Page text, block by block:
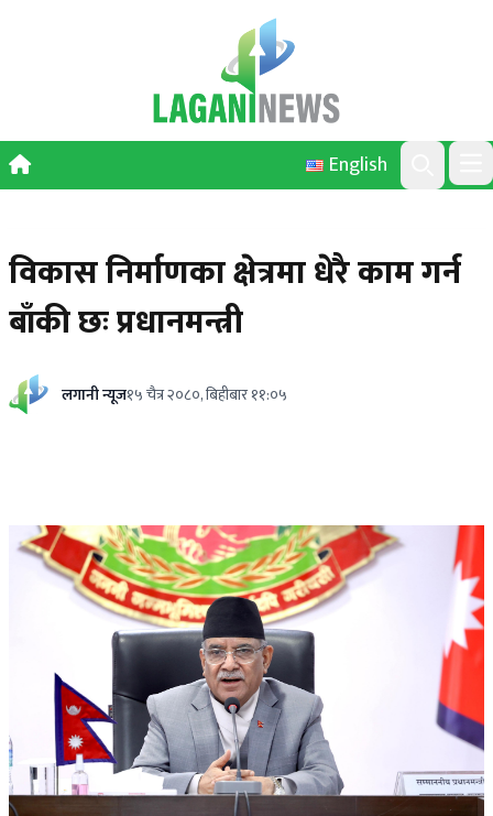
English
Search
विकास निर्माणका क्षेत्रमा धेरै काम गर्न
बाँकी छः प्रधानमन्त्री
लगानी न्यूज१५ चैत्र २०८०, बिहीबार ११:०५